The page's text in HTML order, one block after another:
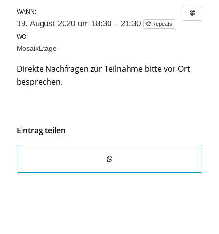
WANN:
19. August 2020 um 18:30 – 21:30 Repeats
WO:
MosaikEtage
Direkte Nachfragen zur Teilnahme bitte vor Ort
besprechen.
Eintrag teilen